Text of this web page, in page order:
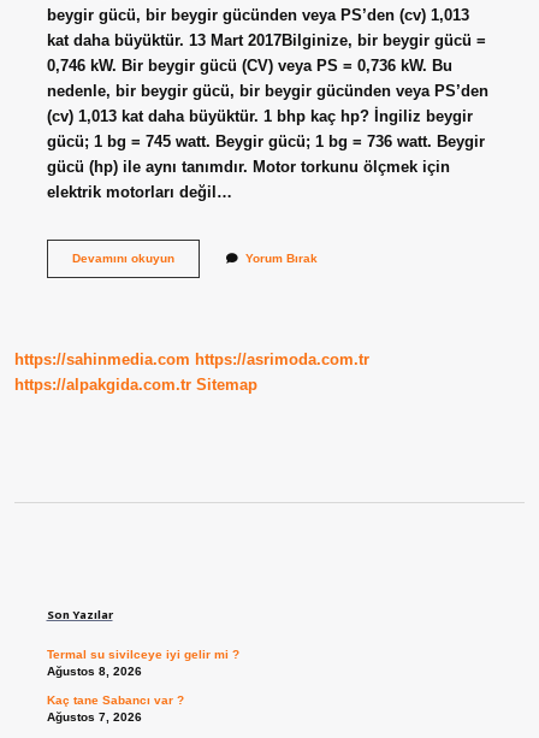
beygir gücü, bir beygir gücünden veya PS’den (cv) 1,013
kat daha büyüktür. 13 Mart 2017Bilginize, bir beygir gücü =
0,746 kW. Bir beygir gücü (CV) veya PS = 0,736 kW. Bu
nedenle, bir beygir gücü, bir beygir gücünden veya PS’den
(cv) 1,013 kat daha büyüktür. 1 bhp kaç hp? İngiliz beygir
gücü; 1 bg = 745 watt. Beygir gücü; 1 bg = 736 watt. Beygir
gücü (hp) ile aynı tanımdır. Motor torkunu ölçmek için
elektrik motorları değil…
Devamını okuyun1
Yorum Bırak
https://sahinmedia.com https://asrimoda.com.tr
https://alpakgida.com.tr Sitemap
Son Yazılar
Termal su sivilceye iyi gelir mi ?
Ağustos 8, 2026
Kaç tane Sabancı var ?
Ağustos 7, 2026